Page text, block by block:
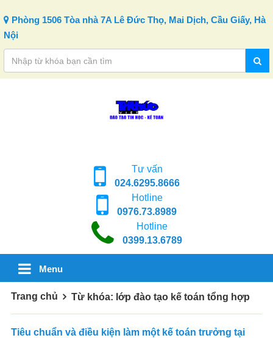
Phòng 1506 Tòa nhà 7A Lê Đức Thọ, Mai Dịch, Cầu Giấy, Hà
Nội
Tư vấn
024.6295.8666
Hotline
0976.73.8989
Hotline
0399.13.6789
Menu
Trang chủ Từ khóa: lớp đào tạo kế toán tổng hợp
Tiêu chuẩn và điều kiện làm một kế toán trưởng tại